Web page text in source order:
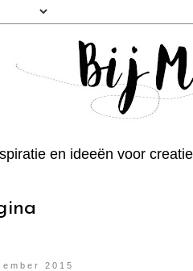
en ideeën voor
2015